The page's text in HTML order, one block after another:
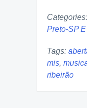
Categories:
Preto-SP
Tags:
mis,
ribeirão